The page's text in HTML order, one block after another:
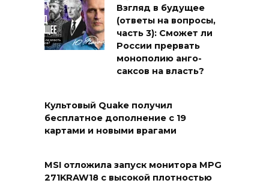
Взгляд в будущее
(ответы на вопросы,
часть 3): Сможет ли
России прервать
монополию анго-
саксов на власть?
Культовый Quake получил
бесплатное дополнение с 19
картами и новыми врагами
MSI отложила запуск монитора MPG
271KRAW18 с высокой плотностью